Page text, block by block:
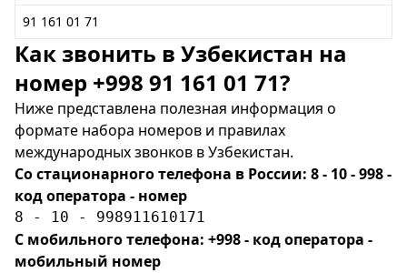
91 161 01 71
Как звонить в Узбекистан на
номер +998 91 161 01 71?
Ниже представлена полезная информация о
формате набора номеров и правилах
международных звонков в Узбекистан.
Со стационарного телефона в России: 8 - 10 - 998 -
код оператора - номер
8 - 10 - 998911610171
С мобильного телефона: +998 - код оператора -
мобильный номер